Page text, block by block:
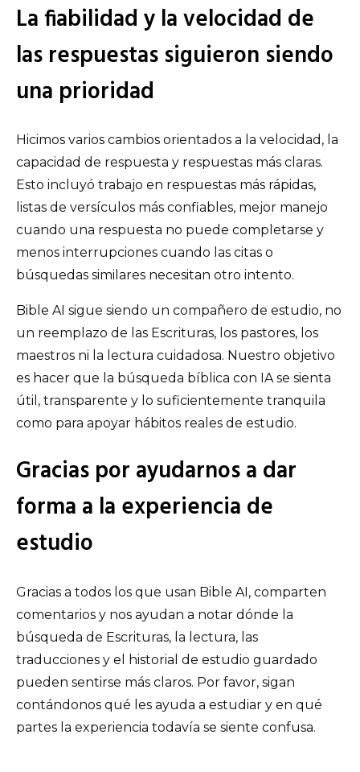
La fiabilidad y la velocidad de
las respuestas siguieron siendo
una prioridad
Hicimos varios cambios orientados a la velocidad, la
capacidad de respuesta y respuestas más claras.
Esto incluyó trabajo en respuestas más rápidas,
listas de versículos más confiables, mejor manejo
cuando una respuesta no puede completarse y
menos interrupciones cuando las citas o
búsquedas similares necesitan otro intento.
Bible AI sigue siendo un compañero de estudio, no
un reemplazo de las Escrituras, los pastores, los
maestros ni la lectura cuidadosa. Nuestro objetivo
es hacer que la búsqueda bíblica con IA se sienta
útil, transparente y lo suficientemente tranquila
como para apoyar hábitos reales de estudio.
Gracias por ayudarnos a dar
forma a la experiencia de
estudio
Gracias a todos los que usan Bible AI, comparten
comentarios y nos ayudan a notar dónde la
búsqueda de Escrituras, la lectura, las
traducciones y el historial de estudio guardado
pueden sentirse más claros. Por favor, sigan
contándonos qué les ayuda a estudiar y en qué
partes la experiencia todavía se siente confusa.